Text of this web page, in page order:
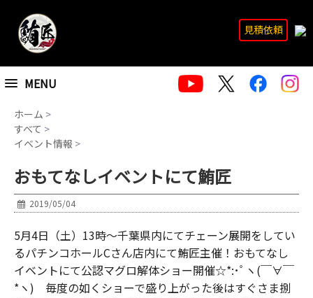
MENU
見積依頼
ホーム >
すべて >
イベント情報 >
おもてなしイベントにて鮪匠
2019/05/04
5月4日（土）13時～千葉県内にてチェーン展開をしてい
るパチンコホールCさん店内にて鮪匠主催！おもてなし
イベントにて公認マグロ解体ショー開催☆*:･ﾟヽ(￣∀￣
*ヽ) 毎度の如くショーで盛り上がった後はすぐさま捌